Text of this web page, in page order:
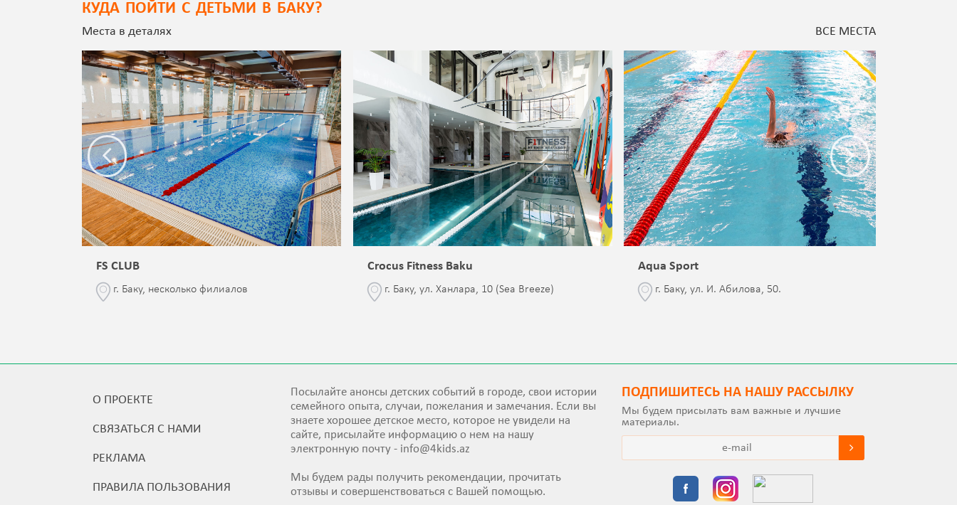
КУДА ПОЙТИ С ДЕТЬМИ В БАКУ?
Места в деталях ВСЕ МЕСТА
FS CLUB
г. Баку, несколько филиалов
Crocus Fitness Baku
г. Баку, ул. Ханлара, 10 (Sea Breeze)
Aqua Sport
г. Баку, ул. И. Абилова, 50.
О ПРОЕКТЕ
СВЯЗАТЬСЯ С НАМИ
РЕКЛАМА
ПРАВИЛА ПОЛЬЗОВАНИЯ
Посылайте анонсы детских событий в городе, свои истории
семейного опыта, случаи, пожелания и замечания. Если вы
знаете хорошее детское место, которое не увидели на
сайте, присылайте информацию о нем на нашу
электронную почту - info@4kids.az
Мы будем рады получить рекомендации, прочитать
отзывы и совершенствоваться с Вашей помощью.
ПОДПИШИТEСЬ НА НАШУ РАССЫЛКУ
Мы будем присылать вам важные и лучшие
материалы.